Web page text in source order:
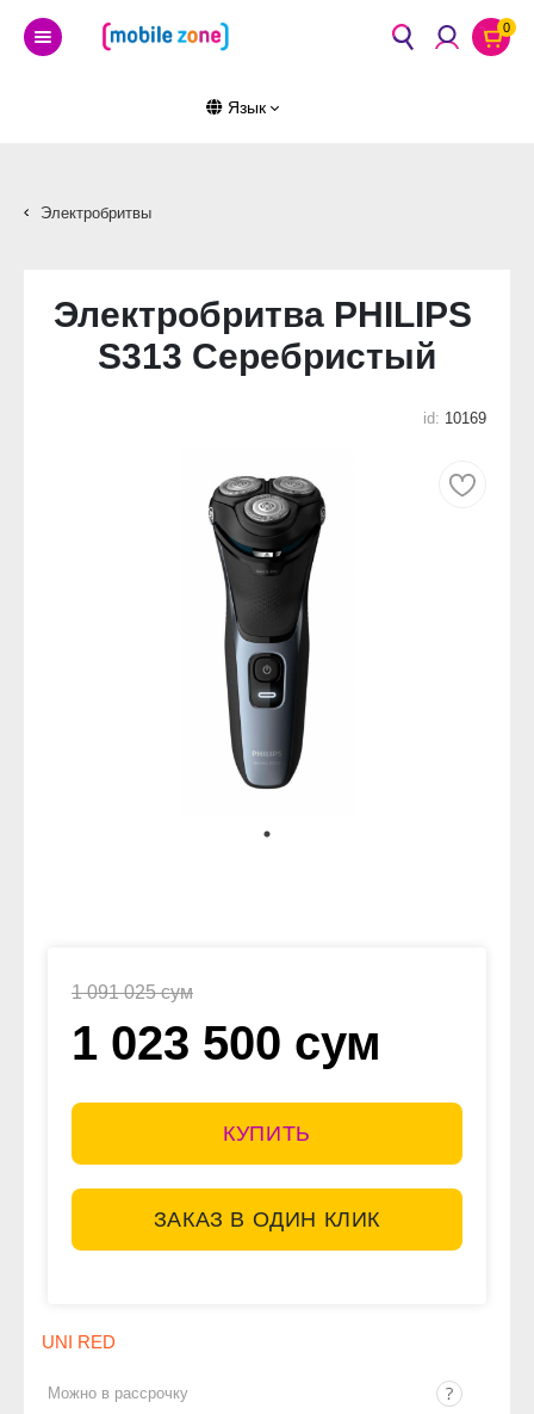
0
Язык
Электробритвы
Электробритва PHILIPS
S313 Серебристый
id: 10169
1 091 025 сум
1 023 500 сум
КУПИТЬ
ЗАКАЗ В ОДИН КЛИК
UNI RED
Можно в рассрочку